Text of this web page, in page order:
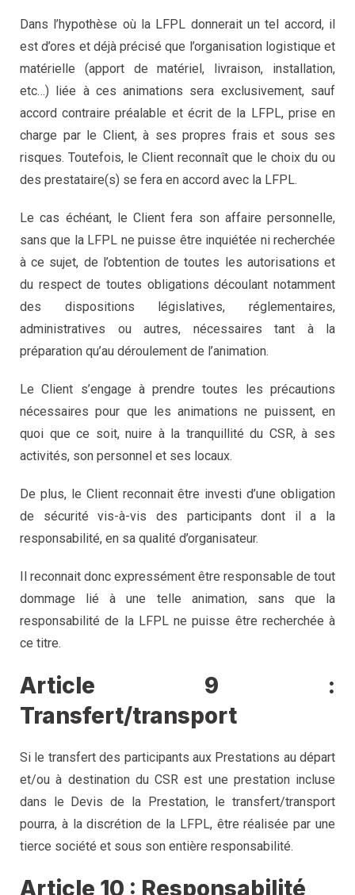
Dans l’hypothèse où la LFPL donnerait un tel accord, il
est d’ores et déjà précisé que l’organisation logistique et
matérielle (apport de matériel, livraison, installation,
etc…) liée à ces animations sera exclusivement, sauf
accord contraire préalable et écrit de la LFPL, prise en
charge par le Client, à ses propres frais et sous ses
risques. Toutefois, le Client reconnaît que le choix du ou
des prestataire(s) se fera en accord avec la LFPL.
Le cas échéant, le Client fera son affaire personnelle,
sans que la LFPL ne puisse être inquiétée ni recherchée
à ce sujet, de l’obtention de toutes les autorisations et
du respect de toutes obligations découlant notamment
des dispositions législatives, réglementaires,
administratives ou autres, nécessaires tant à la
préparation qu’au déroulement de l’animation.
Le Client s’engage à prendre toutes les précautions
nécessaires pour que les animations ne puissent, en
quoi que ce soit, nuire à la tranquillité du CSR, à ses
activités, son personnel et ses locaux.
De plus, le Client reconnait être investi d’une obligation
de sécurité vis-à-vis des participants dont il a la
responsabilité, en sa qualité d’organisateur.
Il reconnait donc expressément être responsable de tout
dommage lié à une telle animation, sans que la
responsabilité de la LFPL ne puisse être recherchée à
ce titre.
Article 9 :
Transfert/transport
Si le transfert des participants aux Prestations au départ
et/ou à destination du CSR est une prestation incluse
dans le Devis de la Prestation, le transfert/transport
pourra, à la discrétion de la LFPL, être réalisée par une
tierce société et sous son entière responsabilité.
Article 10 : Responsabilité